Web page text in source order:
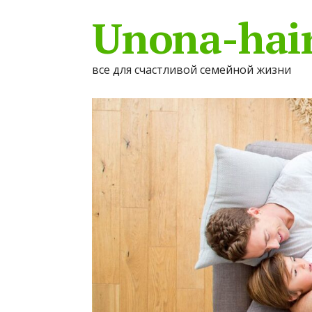
Unona-
все для счастливой семейной жизни